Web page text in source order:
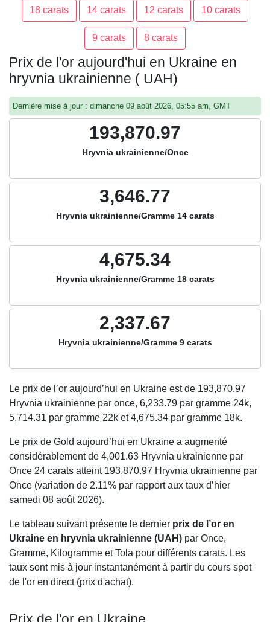
18 carats 14 carats 12 carats 10 carats
9 carats 8 carats
Prix de l'or aujourd'hui en Ukraine en
hryvnia ukrainienne ( UAH)
Dernière mise à jour : dimanche 09 août 2026, 05:55 am, GMT
193,870.97
Hryvnia ukrainienne/Once
3,646.77
Hryvnia ukrainienne/Gramme 14 carats
4,675.34
Hryvnia ukrainienne/Gramme 18 carats
2,337.67
Hryvnia ukrainienne/Gramme 9 carats
Le prix de l’or aujourd’hui en Ukraine est de 193,870.97
Hryvnia ukrainienne par once, 6,233.79 par gramme 24k,
5,714.31 par gramme 22k et4,675.34 par gramme 18k.
Le prix de Gold aujourd’hui en Ukraine a augmenté
considérablement de 4,001.63 Hryvnia ukrainienne par
Once 24 carats atteint 193,870.97 Hryvnia ukrainienne par
Once (variation de 2.11% par rapport aux taux d’hier
samedi 08 août 2026).
Le tableau suivant présente le dernier prix de l’or en
Ukraine en hryvnia ukrainienne (UAH) par Once,
Gramme, Kilogramme et Tola pour différents carats. Les
taux sont mis à jour instantanément à partir du cours spot
de l'or en direct (prix d'achat).